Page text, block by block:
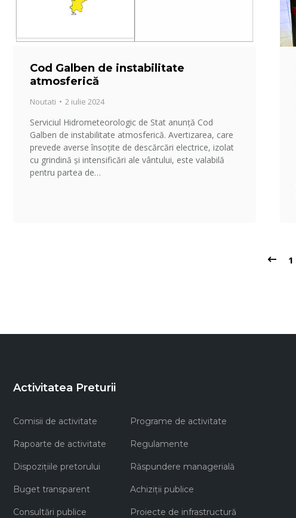
Cod Galben de instabilitate
atmosferică
Noutati 2 iulie 2024
Serviciul Hidrometeorologic de Stat anunță Cod
Galben de instabilitate atmosferică. Avertizarea, care
prevede averse însoțite de descărcări electrice, izolat
cu grindină și intensificări ale vântului, este valabilă
pentru partea de…
1
Activitatea Preturii
Comisii de activitate Programe de activitate
Rapoarte de activitate Regulamente
Dispozițiile pretorului Răspundere managerială
Buget transparent Achiziţii publice
Consultări publice Proiecte de infrastructură